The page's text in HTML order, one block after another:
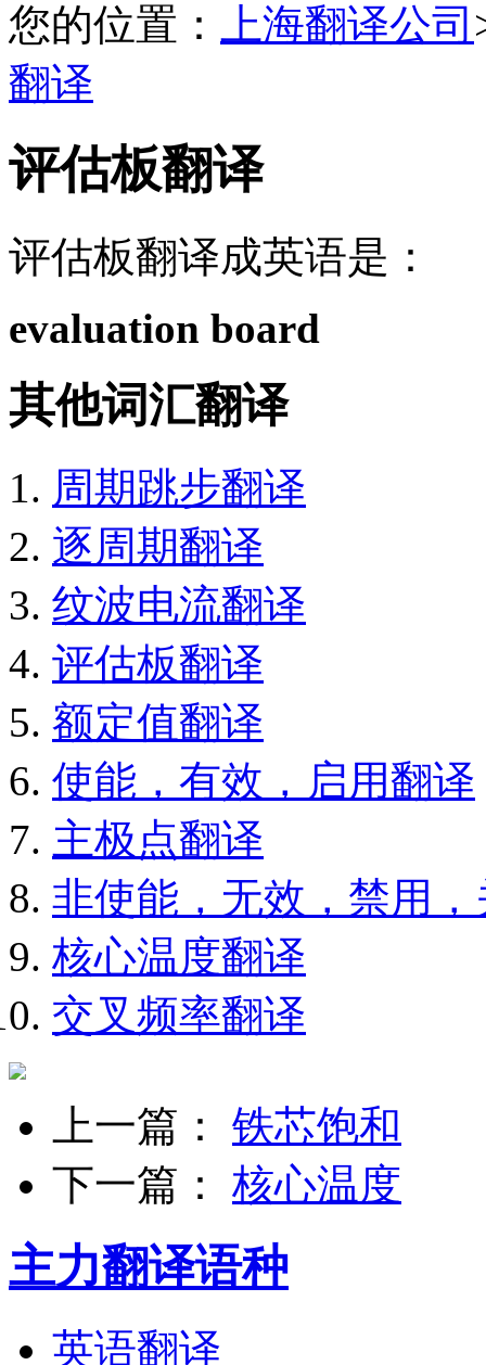
您的位置： 上海翻译公司
翻译
评估板翻译
评估板翻译成英语是：
evaluation board
其他词汇翻译
周期跳步翻译
逐周期翻译
纹波电流翻译
评估板翻译
额定值翻译
使能，有效，启用翻译
主极点翻译
非使能，无效，禁用
核心温度翻译
交叉频率翻译
上一篇： 铁芯饱和
下一篇： 核心温度
主力翻译语种
英语翻译